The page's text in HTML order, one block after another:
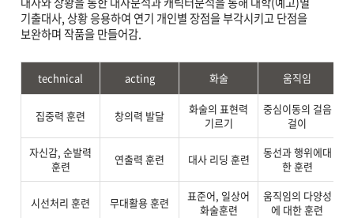
기출대사, 상황 응용하여 연기 개인별 장점을 부각시키고 단점을
보완하며 작품을 만들어감.
technical acting 화술 움직임
집중력 훈련 창의력 발달
화술의 표현력
기르기
중심이동의 걸음
걸이
자신감, 순발력
훈련
연출력 훈련 대사 리딩 훈련
동선과 행위에대
한 훈련
시선처리 훈련 무대활용 훈련
표준어, 일상어
화술훈련
움직임의 다양성
에 대한 훈련